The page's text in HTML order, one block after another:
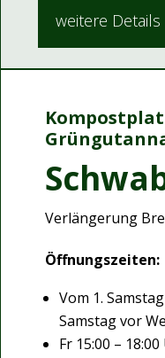
weitere Details
Verlängerung
Öffnungszeiten:
Vom 1.
Samstag vor
Fr 15:00 –